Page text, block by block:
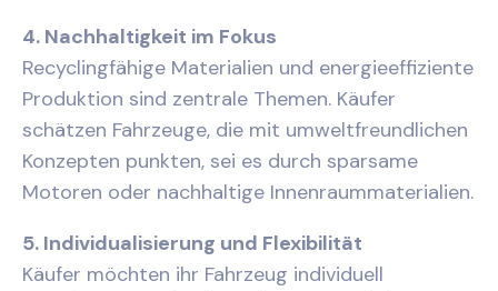
4. Nachhaltigkeit im Fokus
Recyclingfähige Materialien und energieeffiziente
Produktion sind zentrale Themen. Käufer
schätzen Fahrzeuge, die mit umweltfreundlichen
Konzepten punkten, sei es durch sparsame
Motoren oder nachhaltige Innenraummaterialien.
5. Individualisierung und Flexibilität
Käufer möchten ihr Fahrzeug individuell